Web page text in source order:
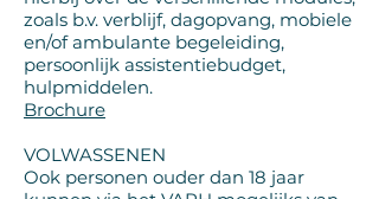
zoals b.v. verblijf, dagopvang, mobiele
en/of ambulante begeleiding,
persoonlijk assistentiebudget,
hulpmiddelen.
Brochure
VOLWASSENEN
Ook personen ouder dan 18 jaar